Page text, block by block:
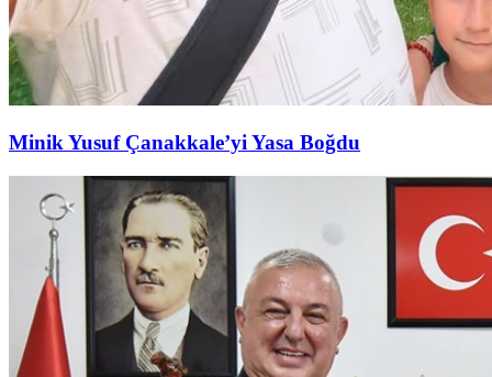
Minik Yusuf Çanakkale’yi Yasa Boğdu